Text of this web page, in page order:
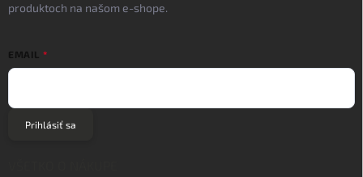
produktoch na našom e-shope.
EMAIL
Prihlásiť sa